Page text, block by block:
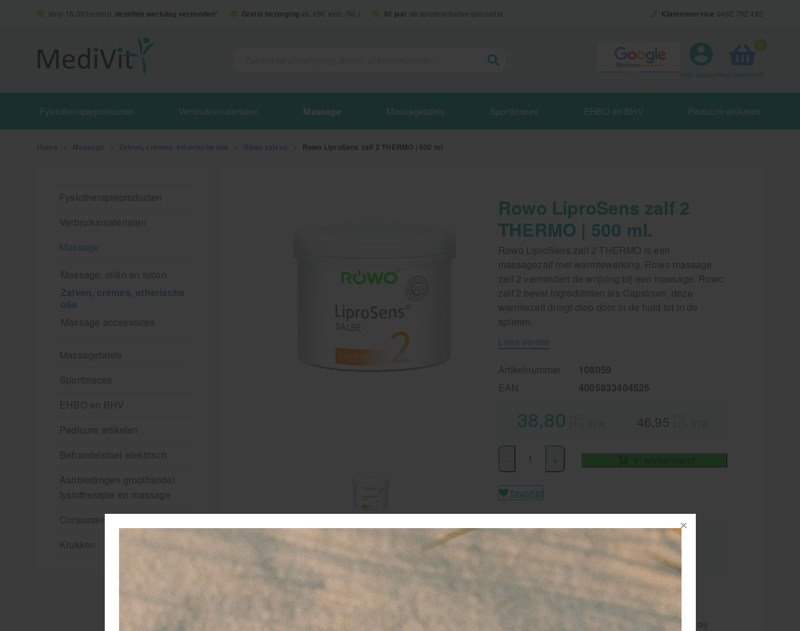
Voor 15.00 besteld, dezelfde werkdag verzonden* Gratis bezorging va. €95 excl. (NL) 30 jaar dé sportmedische specialist Klantenservice 0492 792 482
0
mijn account
Fysiotherapieproducten Verbruiksmaterialen Massage Massagetafels Sportbraces EHBO en BHV Pedicure artikelen
Home Massage Zalven, crèmes, etherische olie Röwo zalven Rowo LiproSens zalf 2 THERMO | 500 ml.
Fysiotherapieproducten
Verbruiksmaterialen
Massage
Massage, oliën en lotion
Zalven, crèmes, etherische
olie
Massage accessoires
Massagetafels
Sportbraces
EHBO en BHV
Pedicure artikelen
Behandelstoel elektrisch
Aanbiedingen groothandel
fysiotherapie en massage
Cursussen
Krukken
Rowo LiproSens zalf 2
THERMO | 500 ml.
Rowo LiproSens zalf 2 THERMO is een
massagezalf met warmtewerking. Rowo massage
zalf 2 vermindert de wrijving bij een massage. Rowo
zalf 2 bevat ingrediënten als Capsicum, deze
warmtezalf dringt diep door in de huid tot in de
spieren.
Lees verder
Artikelnummer
108059
EAN
4005833404526
38,80 46,95
In winkelmand
favoriet
Staffelkorting
Vanaf 2 stuks 32,98 (-15 %)
voor 15.00 besteld
dezelfde werkdag
Geeft langdurige, diepwerkende warmte bij